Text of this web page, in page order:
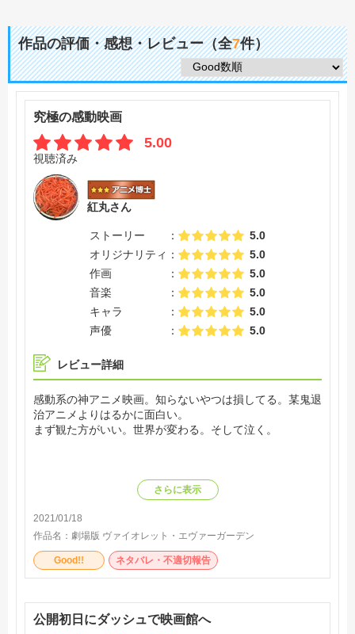
作品の評価・感想・レビュー（全7件）
究極の感動映画
5.00
視聴済み
紅丸さん
ストーリー
5.0
オリジナリティ
5.0
作画
5.0
音楽
5.0
キャラ
5.0
声優
5.0
レビュー詳細
感動系の神アニメ映画。知らないやつは損してる。某鬼退
治アニメよりはるかに面白い。
まず観た方がいい。世界が変わる。そして泣く。
さらに表示
2021/01/18
作品名： 劇場版 ヴァイオレット・エヴァーガーデン
Good!! ネタバレ・不適切報告
公開初日にダッシュで映画館へ